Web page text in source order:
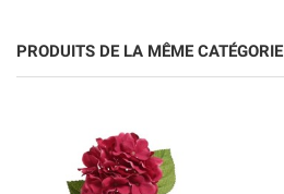
PRODUITS DE LA MÊME CATÉGORIE